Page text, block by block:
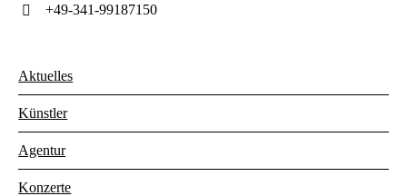
+49-341-99187150
Aktuelles
Künstler
Agentur
Konzerte